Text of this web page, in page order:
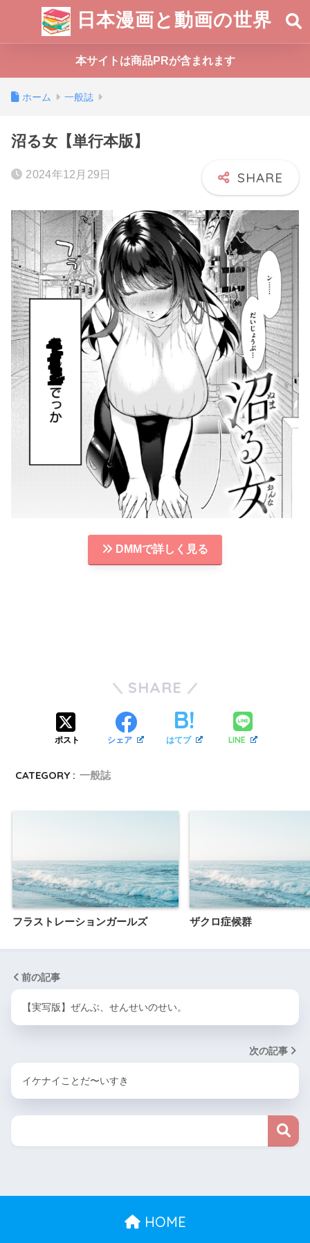
日本漫画と動画の世界
本サイトは商品PRが含まれます
ホーム 一般誌
沼る女【単行本版】
2024年12月29日
DMMで詳しく見る
SHARE
ポスト シェア はてブ LINE
CATEGORY : 一般誌
フラストレーションガールズ ザクロ症候群
前の記事
【実写版】ぜんぶ、せんせいのせい。
次の記事
イケナイことだ〜いすき
HOME